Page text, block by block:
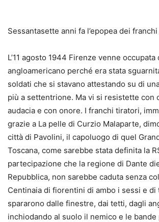
Sessantasette anni fa l’epopea dei
L’11 agosto 1944 Firenze venne occupata
angloamericano perché era stata
soldati che si stavano attestando su di
più a settentrione. Ma vi si resistette con
audacia e con onore. I franchi tiratori,
grazie a La pelle di Curzio Malaparte,
città di Pavolini, il capoluogo di quel
Toscana, come sarebbe stata definita la
partecipazione che la regione di Dante
Repubblica, non sarebbe caduta senza
Centinaia di fiorentini di ambo i sessi e di
spararono dalle finestre, dai tetti, dagli
inchiodando al suolo il nemico e le